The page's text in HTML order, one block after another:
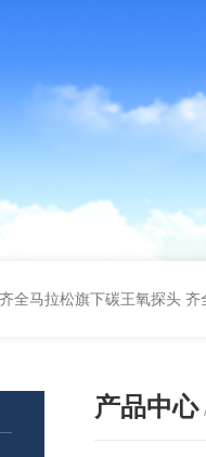
齐全马拉松旗下碳王氧探头 齐
产品中心